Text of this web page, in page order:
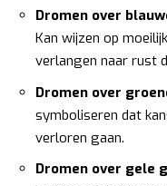
Dromen over
Kan wijzen op
verlangen naar rust
Dromen over
symboliseren dat
verloren gaan.
Dromen over gele